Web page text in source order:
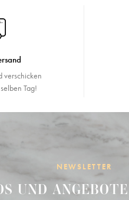
verschicken
Tag!
NEWSLETTER
UND ANGEBOTE